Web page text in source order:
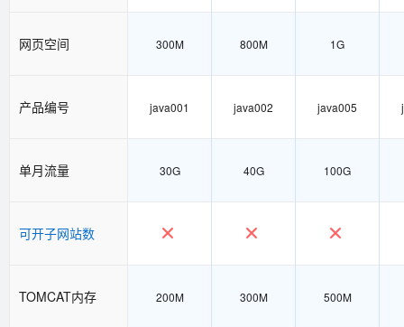
网页空间 300M 800M 1G
产品编号 java001 java002 java005
单月流量 30G 40G 100G
可开子网站数
TOMCAT内存 200M 300M 500M